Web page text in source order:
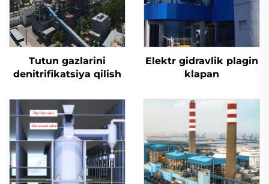
Tutun gazlarini
denitrifikatsiya qilish
Elektr gidravlik plagin
klapan